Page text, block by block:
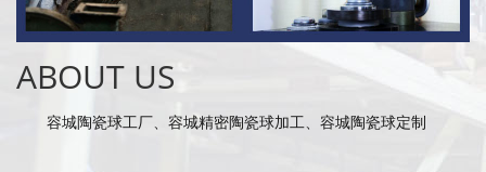
ABOUT US
容城陶瓷球工厂、 容城精密陶瓷球加工、 容城陶瓷球定制